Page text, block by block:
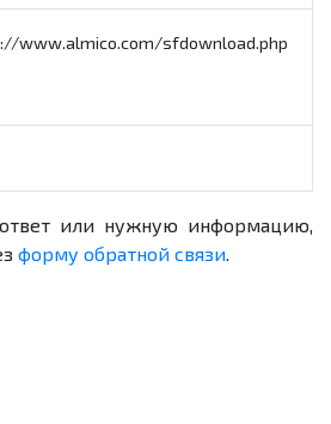
www.almico.com/sfdownload.php
или нужную информацию,
форму обратной связи.